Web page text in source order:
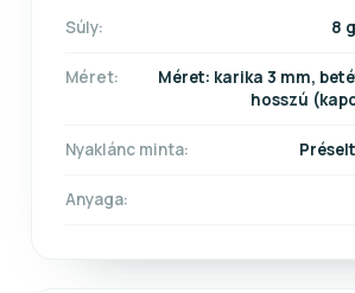
Súly: 8
Méret:
Méret: karika 3 mm,
hosszú
Nyaklánc minta:
Anyaga: